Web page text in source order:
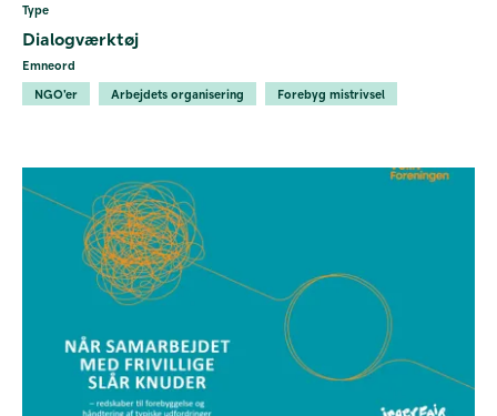
Type
Dialogværktøj
Emneord
NGO'er
Arbejdets organisering Forebyg mistrivsel